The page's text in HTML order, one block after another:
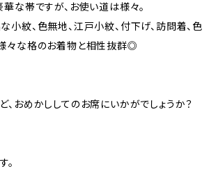
華な帯ですが、お使い道は様々。
小紋、色無地、江戸小紋、付下げ、訪問着、色
々な格のお着物と相性抜群◎
、おめかししてのお席にいかがでしょうか？
。